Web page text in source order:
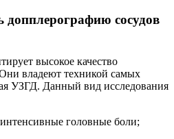
допплерографию сосудов
высокое качество
владеют техникой самых
УЗГД. Данный вид исследования
головные боли;